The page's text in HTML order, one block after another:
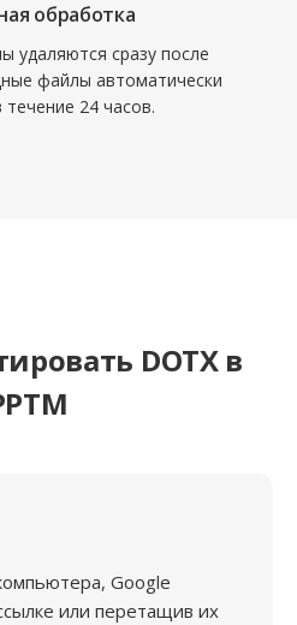
обработка
удаляются сразу после
файлы автоматически
24 часов.
DOTX в
Google
или перетащив их